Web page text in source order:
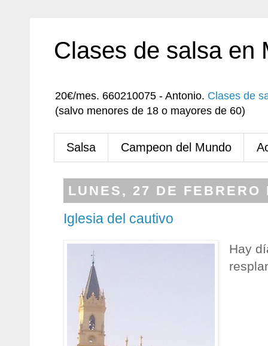
Clases de salsa en
20€/mes. 660210075 - Antonio. Clases de
(salvo menores de 18 o mayores de 60)
Salsa Campeon del Mundo
LUNES, 27 DE FEBRERO
Iglesia del cautivo
Hay